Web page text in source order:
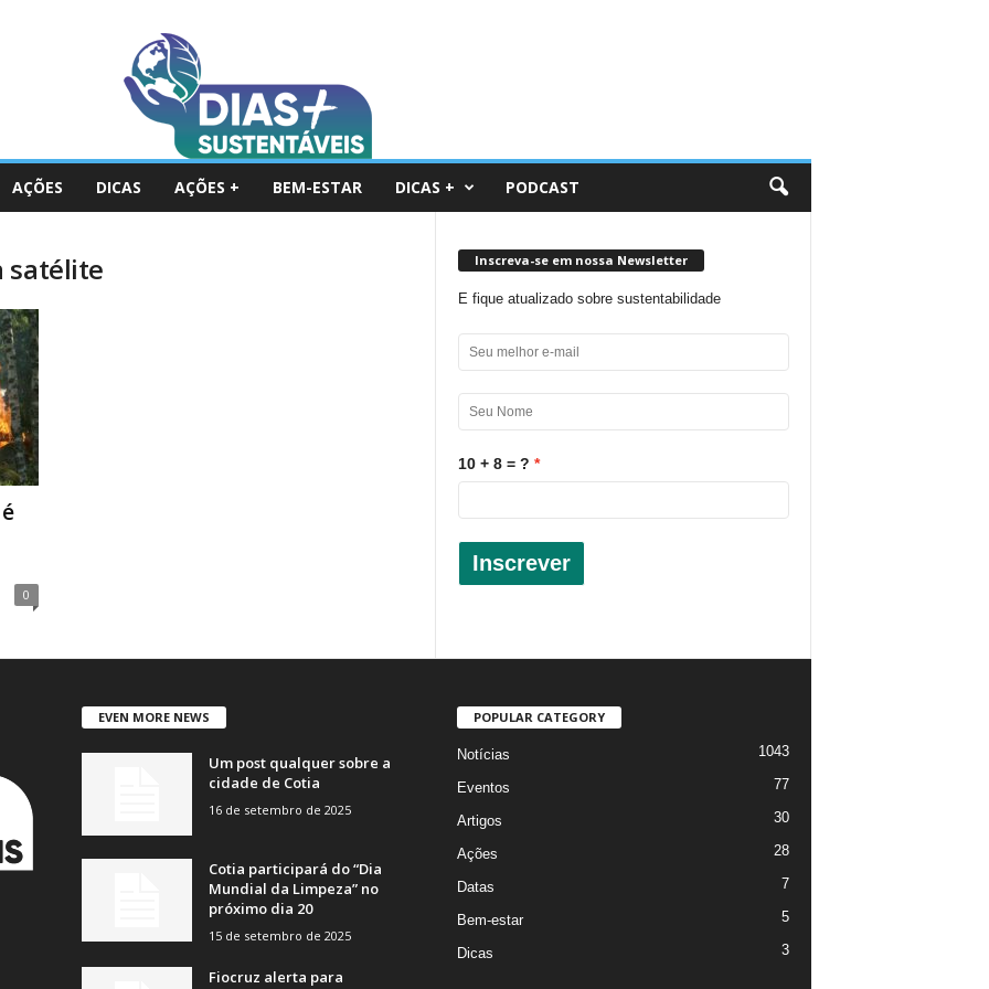
AÇÕES DICAS AÇÕES + BEM-ESTAR DICAS + PODCAST
satélite
0
Inscreva-se em nossa Newsletter
E fique atualizado sobre sustentabilidade
10 + 8 = ?
Inscrever
EVEN MORE NEWS
Um post qualquer sobre a
cidade de Cotia
16 de setembro de 2025
Cotia participará do “Dia
Mundial da Limpeza” no
próximo dia 20
15 de setembro de 2025
Fiocruz alerta para
POPULAR CATEGORY
Notícias 1043
Eventos 77
Artigos 30
Ações 28
Datas 7
Bem-estar 5
Dicas 3